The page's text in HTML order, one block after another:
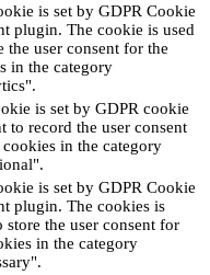
is set by GDPR Cookie
plugin. The cookie is used
the user consent for the
in the category
is set by GDPR cookie
to record the user consent
in the category
is set by GDPR Cookie
plugin. The cookies is
store the user consent for
in the category